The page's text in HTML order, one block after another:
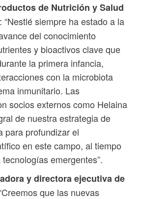
de Nutrición y Salud
“Nestlé siempre ha estado a la
del conocimiento
y bioactivos clave que
la primera infancia,
con la microbiota
inmunitario. Las
socios externos como Helaina
de nuestra estrategia de
para profundizar el
en este campo, al tiempo
emergentes”.
y directora ejecutiva de
que las nuevas